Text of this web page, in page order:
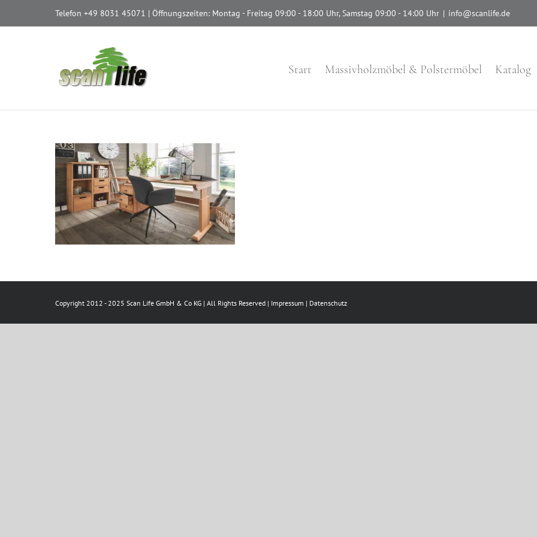
springen
Telefon +49 8031 45071 | Öffnungszeiten: Montag - Freitag 09:00 - 18:00 Uhr, Samstag 09:00 - 14:00 Uhr | info@scanlife.de
Start Massivholzmöbel & Polstermöbel Katalog
Copyright 2012 - 2025 Scan Life GmbH & Co KG | All Rights Reserved | Impressum | Datenschutz